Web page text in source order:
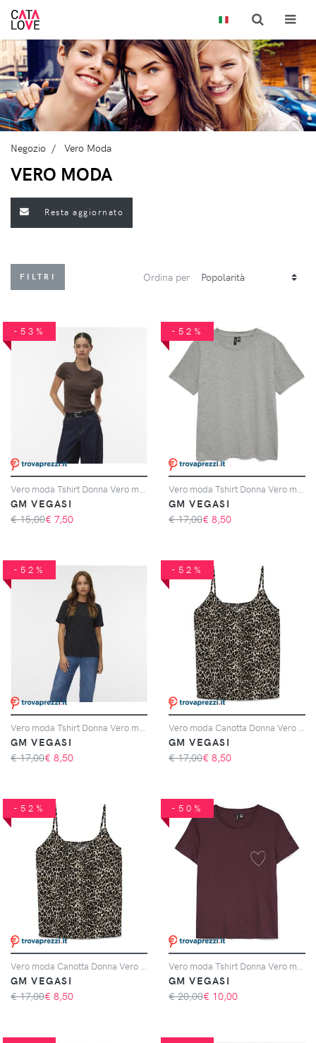
Negozio Vero Moda
VERO MODA
Resta aggiornato
FILTRI Ordina per
-53%
GM VEGASI
€ 15,00€ 7,50
-52%
GM VEGASI
€ 17,00€ 8,50
-52%
GM VEGASI
€ 17,00€ 8,50
-52%
GM VEGASI
€ 17,00€ 8,50
-52%
GM VEGASI
€ 17,00€ 8,50
-50%
GM VEGASI
€ 20,00€ 10,00